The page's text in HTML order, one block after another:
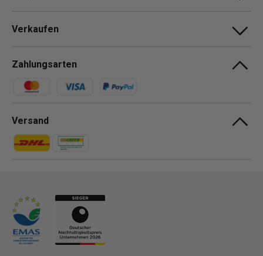
Verkaufen
Zahlungsarten
Zahlungsmethoden
Versand
Zahlungsmethoden
Zahlungsmethoden